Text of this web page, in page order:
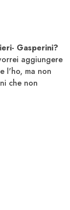
Gasperini?
aggiungere
l'ho, ma non
che non